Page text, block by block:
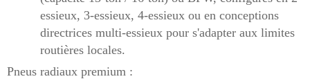
essieux, 3-essieux, 4-essieux ou en conceptions
directrices multi-essieux pour s'adapter aux limites
routières locales.
Pneus radiaux premium :